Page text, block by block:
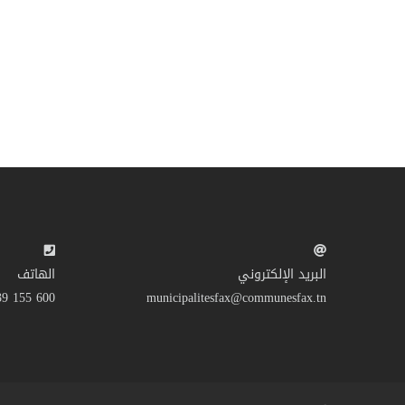
الهاتف
600 155 39 216+
البريد الإلكتروني
municipalitesfax@communesfax.tn